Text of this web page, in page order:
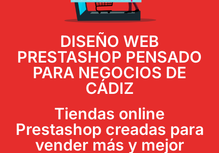
DISEÑO WEB
PRESTASHOP PENSADO
PARA NEGOCIOS DE
CÁDIZ
Tiendas online
Prestashop creadas para
vender más y mejor